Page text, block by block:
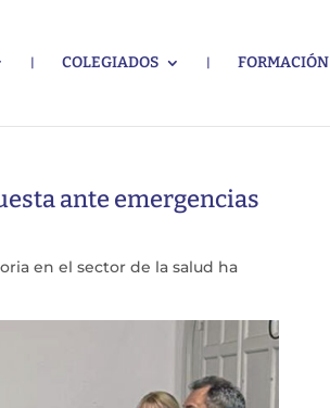
COLEGIADOS FORMACIÓN
ante emergencias
en el sector de la salud ha